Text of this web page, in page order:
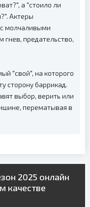
а "стоило ли
Актеры
молчаливыми
гнев, предательство,
"свой", на которого
сторону баррикад.
выбор, верить или
перематывая в
2025 онлайн
качестве